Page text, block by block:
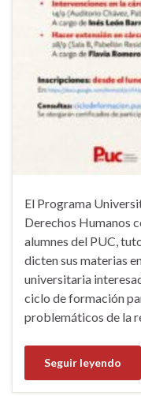
El Programa
Derechos Humanos
alumnes del PUC,
dicten sus materias
universitaria
ciclo de formación
problemáticos de la
Seguir leyendo